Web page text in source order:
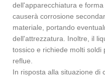
dell'apparecchiatura e
causerà corrosione
materiale, portando
dell'attrezzatura. Inoltre, il
tossico e richiede molti soldi
reflue.
In risposta alla situazione di